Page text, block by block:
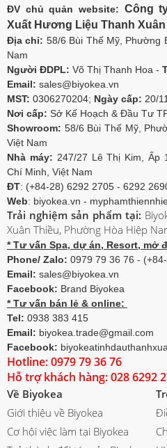
ĐV chủ quản website: Công
Xuất Hương Liệu Thanh Xuân
Địa chỉ: 58/6 Bùi Thế Mỹ, Phường
Nam
Người ĐDPL: Võ Thị Thanh Hoa -
Email: sales@biyokea.vn
MST: 0306270204; Ngày cấp: 20/
Nơi cấp: Sở Kế Hoạch & Đầu Tư
Showroom: 58/6 Bùi Thế Mỹ,
Việt Nam
Nhà máy: 247/27 Lê Thị Kim, Ấp
Chí Minh, Việt Nam
ĐT: (+84-28) 6292 2705 - 6292
Web: biyokea.vn -
Trải nghiệm sản phẩm tại:
Xuân Thiều, Phường Hòa Hiệp
* Tư vấn Spa, dự án, Resort, mở
Phone/ Zalo: 0979 79 36 76 -
Email: sales@biyokea.vn
Facebook: Brand Biyokea
* Tư vấn bán lẻ & online:
Tel: 0938 383 415
Email: biyokea.trade@gmail.com
Facebook:
Hotline: 0979 79 36 76
Hỗ trợ khách hàng: 028 6292
Về Biyokea
Giới thiệu về Biyokea
Cơ hội việc làm tại Biyokea